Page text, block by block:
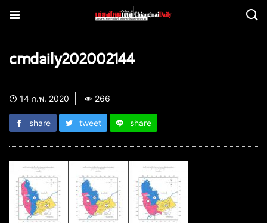
cmdaily202002144
14 ก.พ. 2020 266
share tweet share